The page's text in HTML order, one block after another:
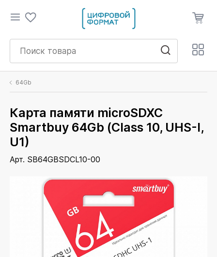
64Gb
Карта памяти microSDXC
Smartbuy 64Gb (Class 10, UHS-I,
U1)
Арт. SB64GBSDCL10-00